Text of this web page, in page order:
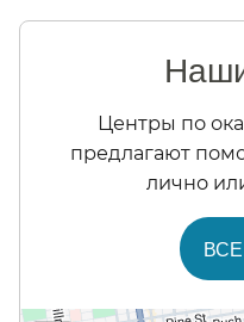
Центры по
предлагают
лично